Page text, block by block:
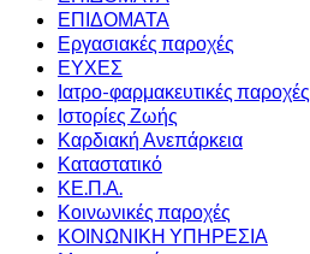
ΕΠΙΔΟΜΑΤΑ
Εργασιακές παροχές
ΕΥΧΕΣ
Ιατρο-φαρμακευτικές παροχές
Ιστορίες Ζωής
Καρδιακή Ανεπάρκεια
Καταστατικό
ΚΕ.Π.Α.
Κοινωνικές παροχές
ΚΟΙΝΩΝΙΚΗ ΥΠΗΡΕΣΙΑ